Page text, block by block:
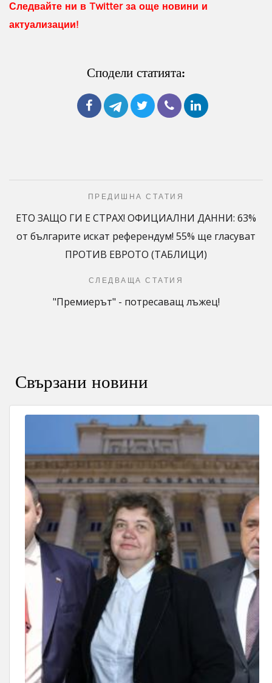
Следвайте ни в Twitter за още новини и
актуализации!
Сподели статията:
ПРЕДИШНА СТАТИЯ
ЕТО ЗАЩО ГИ Е СТРАХ! ОФИЦИАЛНИ ДАННИ: 63%
от българите искат референдум! 55% ще гласуват
ПРОТИВ ЕВРОТО (ТАБЛИЦИ)
СЛЕДВАЩА СТАТИЯ
"Премиерът" - потресаващ лъжец!
Свързани новини